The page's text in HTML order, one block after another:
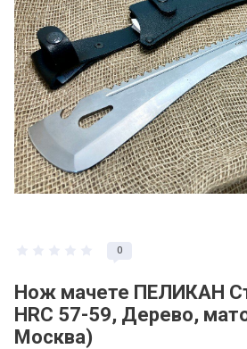
0
Нож мачете ПЕЛИКАН
HRC 57-59, Дерево,
Москва)